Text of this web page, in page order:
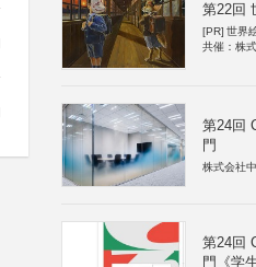
第22回
[PR] 世界
共催：株
第24回
門
株式会社
第24回
門《学